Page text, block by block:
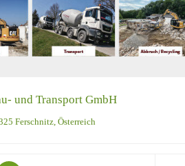
und Transport GmbH
Ferschnitz, Österreich